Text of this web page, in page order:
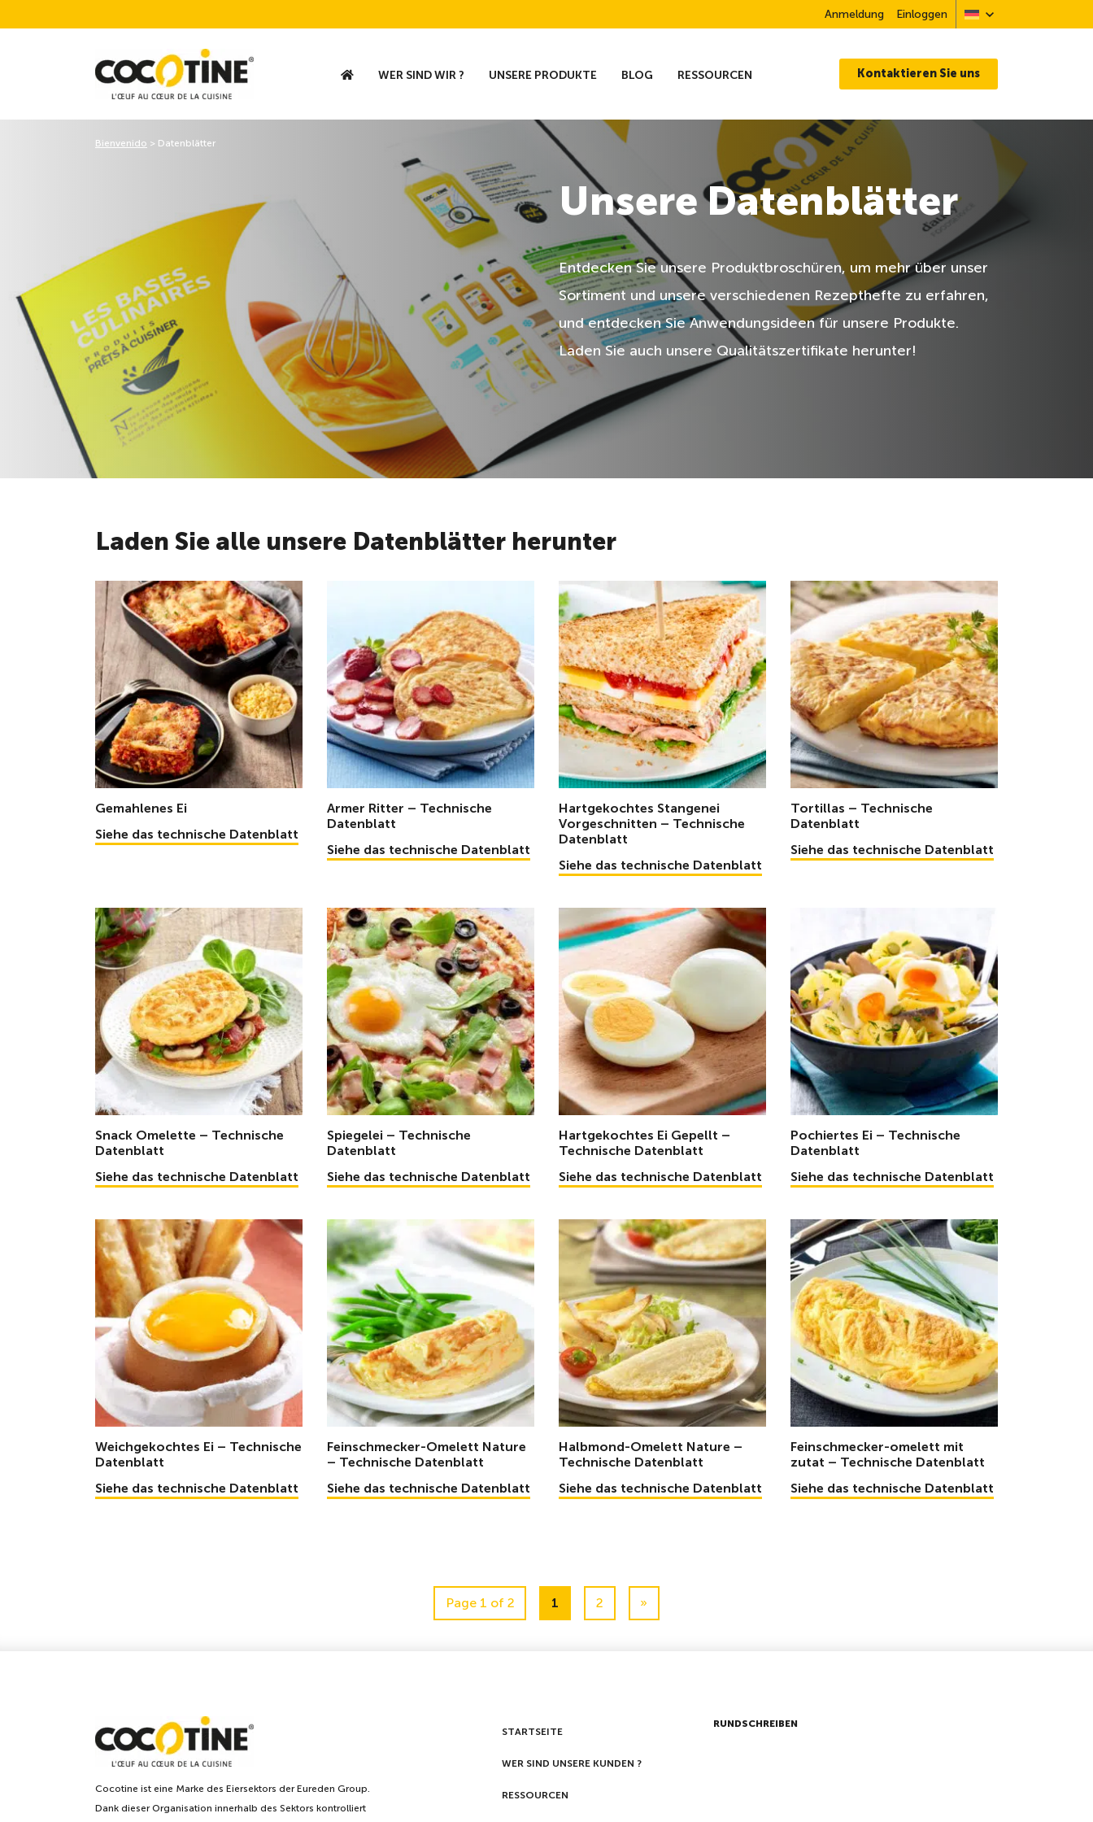
Anmeldung Einloggen
WER SIND WIR ? UNSERE PRODUKTE BLOG RESSOURCEN Kontaktieren Sie uns
Unsere Datenblätter
Entdecken Sie unsere Produktbroschüren, um mehr über unser
Sortiment und unsere verschiedenen Rezepthefte zu erfahren,
und entdecken Sie Anwendungsideen für unsere Produkte.
Laden Sie auch unsere Qualitätszertifikate herunter!
Bienvenido > Datenblätter
Laden Sie alle unsere Datenblätter herunter
Gemahlenes Ei
Siehe das technische Datenblatt
Armer Ritter – Technische
Datenblatt
Siehe das technische Datenblatt
Hartgekochtes Stangenei
Vorgeschnitten – Technische
Datenblatt
Siehe das technische Datenblatt
Tortillas – Technische
Datenblatt
Siehe das technische Datenblatt
Snack Omelette – Technische
Datenblatt
Siehe das technische Datenblatt
Spiegelei – Technische
Datenblatt
Siehe das technische Datenblatt
Hartgekochtes Ei Gepellt –
Technische Datenblatt
Siehe das technische Datenblatt
Pochiertes Ei – Technische
Datenblatt
Siehe das technische Datenblatt
Weichgekochtes Ei – Technische
Datenblatt
Siehe das technische Datenblatt
Feinschmecker-Omelett Nature
– Technische Datenblatt
Siehe das technische Datenblatt
Halbmond-Omelett Nature –
Technische Datenblatt
Siehe das technische Datenblatt
Feinschmecker-omelett mit
zutat – Technische Datenblatt
Siehe das technische Datenblatt
Page 1 of 2 1 2 »
Cocotine ist eine Marke des Eiersektors der Eureden Group.
Dank dieser Organisation innerhalb des Sektors kontrolliert
STARTSEITE
WER SIND UNSERE KUNDEN ?
RESSOURCEN
RUNDSCHREIBEN